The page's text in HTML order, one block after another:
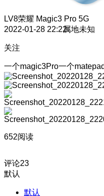
LV8荣耀 Magic3 Pro 5G
2022-01-28 22:22属地未知
关注
一个magic3Pro一个
652阅读
评论23
默认
默认